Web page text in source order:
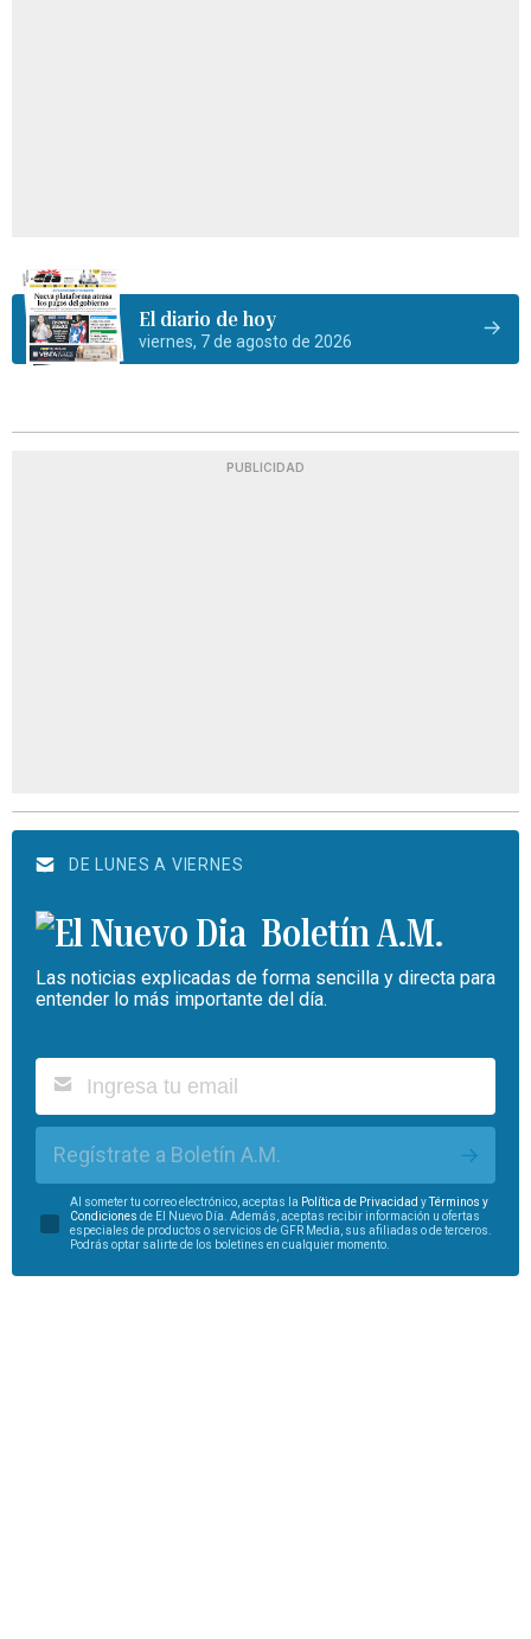
El diario de hoy
viernes, 7 de agosto de 2026
PUBLICIDAD
DE LUNES A VIERNES
Boletín A.M.
Las noticias explicadas de forma sencilla y directa para
entender lo más importante del día.
Regístrate a Boletín A.M.
Al someter tu correo electrónico, aceptas la Política de Privacidad y
Términos y
Condiciones de El Nuevo Día. Además, aceptas recibir información u ofertas
especiales de productos o servicios de GFR Media, sus afiliadas o de terceros.
Podrás optar salirte de los boletines en cualquier momento.